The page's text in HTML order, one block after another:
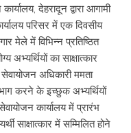
देहरादून द्वारा आगामी
परिसर में एक दिवसीय
मेले में विभिन्न प्रतिष्ठित
अभ्यर्थियों का साक्षात्कार
अधिकारी ममता
करने के इच्छुक अभ्यर्थियों
कार्यालय में प्रारंभ
साक्षात्कार में सम्मिलित होने